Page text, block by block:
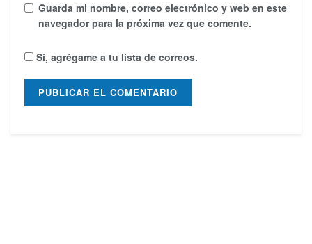
Guarda mi nombre, correo electrónico y web en este
navegador para la próxima vez que comente.
Sí, agrégame a tu lista de correos.